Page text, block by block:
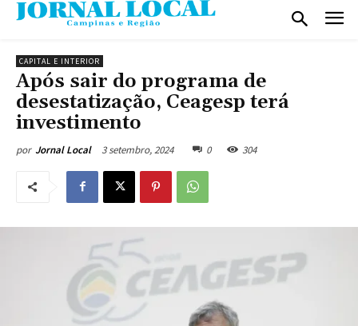
CAPITAL E INTERIOR
Após sair do programa de
desestatização, Ceagesp terá
investimento
por Jornal Local 3 setembro, 2024 0 304